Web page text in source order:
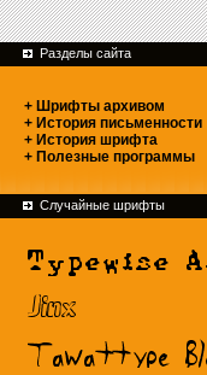
Разделы сайта
+ Шрифты архивом
+ История письменности
+ История шрифта
+ Полезные программы
Случайные шрифты